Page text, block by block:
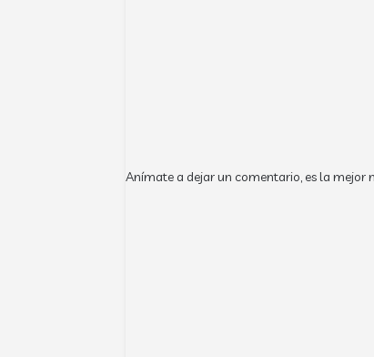
Anímate a dejar un comentario, es la